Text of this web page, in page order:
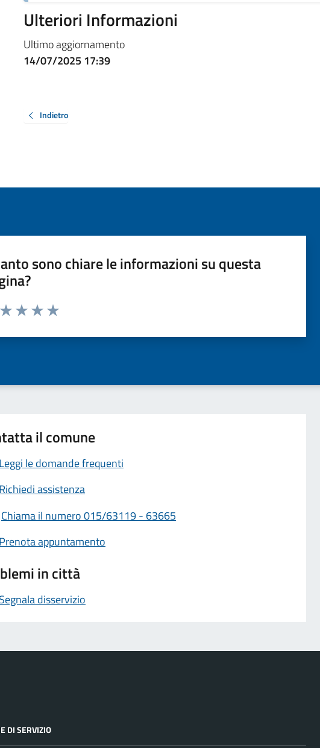
Ulteriori Informazioni
Ultimo aggiornamento
14/07/2025 17:39
Indietro
sono chiare le informazioni su questa
da 1 a 5 stelle la pagina
il comune
Leggi le domande frequenti
Richiedi assistenza
Chiama il numero 015/63119 - 63665
Prenota appuntamento
in città
Segnala disservizio
DI SERVIZIO